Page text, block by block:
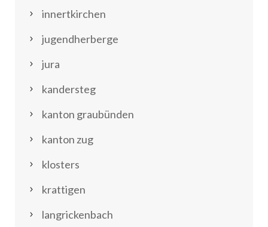
innertkirchen
jugendherberge
jura
kandersteg
kanton graubünden
kanton zug
klosters
krattigen
langrickenbach